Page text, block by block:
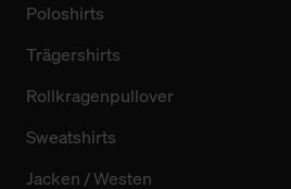
Poloshirts
Trägershirts
Rollkragenpullover
Sweatshirts
Jacken / Westen